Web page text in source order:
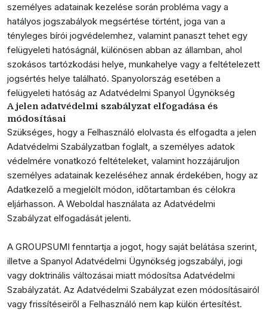
személyes adatainak kezelése során probléma vagy a
hatályos jogszabályok megsértése történt, joga van a
tényleges bírói jogvédelemhez, valamint panaszt tehet egy
felügyeleti hatóságnál, különösen abban az államban, ahol
szokásos tartózkodási helye, munkahelye vagy a feltételezett
jogsértés helye található. Spanyolország esetében a
felügyeleti hatóság az Adatvédelmi Spanyol Ügynökség
A jelen adatvédelmi szabályzat elfogadása és
módosításai
Szükséges, hogy a Felhasználó elolvasta és elfogadta a jelen
Adatvédelmi Szabályzatban foglalt, a személyes adatok
védelmére vonatkozó feltételeket, valamint hozzájáruljon
személyes adatainak kezeléséhez annak érdekében, hogy az
Adatkezelő a megjelölt módon, időtartamban és célokra
eljárhasson. A Weboldal használata az Adatvédelmi
Szabályzat elfogadását jelenti.
A GROUPSUMI fenntartja a jogot, hogy saját belátása szerint,
illetve a Spanyol Adatvédelmi Ügynökség jogszabályi, jogi
vagy doktrinális változásai miatt módosítsa Adatvédelmi
Szabályzatát. Az Adatvédelmi Szabályzat ezen módosításairól
vagy frissítéseiről a Felhasználó nem kap külön értesítést.